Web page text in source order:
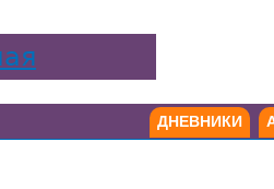
ДНЕВНИКИ